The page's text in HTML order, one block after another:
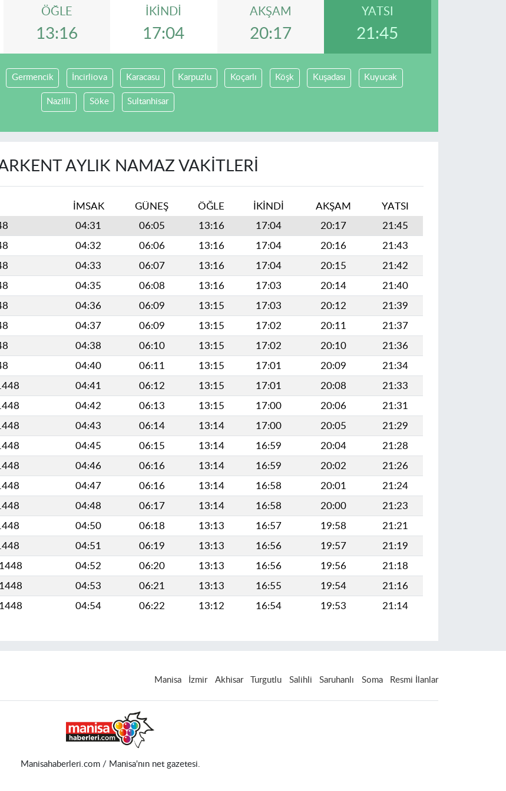
ÖĞLE
13:16
İKINDI
17:04
AKŞAM
20:17
YATSI
21:45
Germencik İncirliova Karacasu Karpuzlu Koçarlı Köşk Kuşadası Kuyucak
Nazilli Söke Sultanhisar
AYLIK NAMAZ VAKITLERI
İMSAK GÜNEŞ ÖĞLE İKINDI AKŞAM
YATSI
04:31 06:05 13:16 17:04 20:17
21:45
04:32 06:06 13:16 17:04 20:16
21:43
04:33 06:07 13:16 17:04 20:15
21:42
04:35 06:08 13:16 17:03 20:14
21:40
04:36 06:09 13:15 17:03 20:12
21:39
04:37 06:09 13:15 17:02 20:11
21:37
04:38 06:10 13:15 17:02 20:10
21:36
04:40 06:11 13:15 17:01 20:09
21:34
04:41 06:12 13:15 17:01 20:08
21:33
04:42 06:13 13:15 17:00 20:06
21:31
04:43 06:14 13:14 17:00 20:05
21:29
04:45 06:15 13:14 16:59 20:04
21:28
04:46 06:16 13:14 16:59 20:02
21:26
04:47 06:16 13:14 16:58 20:01
21:24
04:48 06:17 13:14 16:58 20:00
21:23
04:50 06:18 13:13 16:57 19:58
21:21
04:51 06:19 13:13 16:56 19:57
21:19
04:52 06:20 13:13 16:56 19:56
21:18
04:53 06:21 13:13 16:55 19:54
21:16
04:54 06:22 13:12 16:54 19:53 21:14
Manisa İzmir Akhisar Turgutlu Salihli Saruhanlı Soma Resmi İlanlar
Manisahaberleri.com / Manisa'nın net gazetesi.